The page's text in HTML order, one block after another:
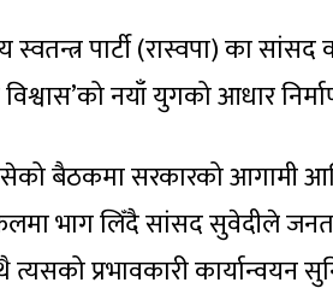
स्वतन्त्र पार्टी (रास्वपा) का
नयाँ युगको आधार
बैठकमा सरकारको आगामी
भाग लिँदै सांसद सुवेदीले
त्यसको प्रभावकारी कार्यान्वयन